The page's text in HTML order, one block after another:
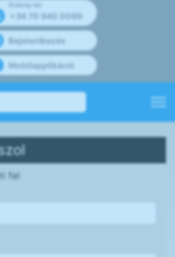
Kolosy tér
+36 70 940 0099
Bejelentkezés
Mobilapplikáció
fel